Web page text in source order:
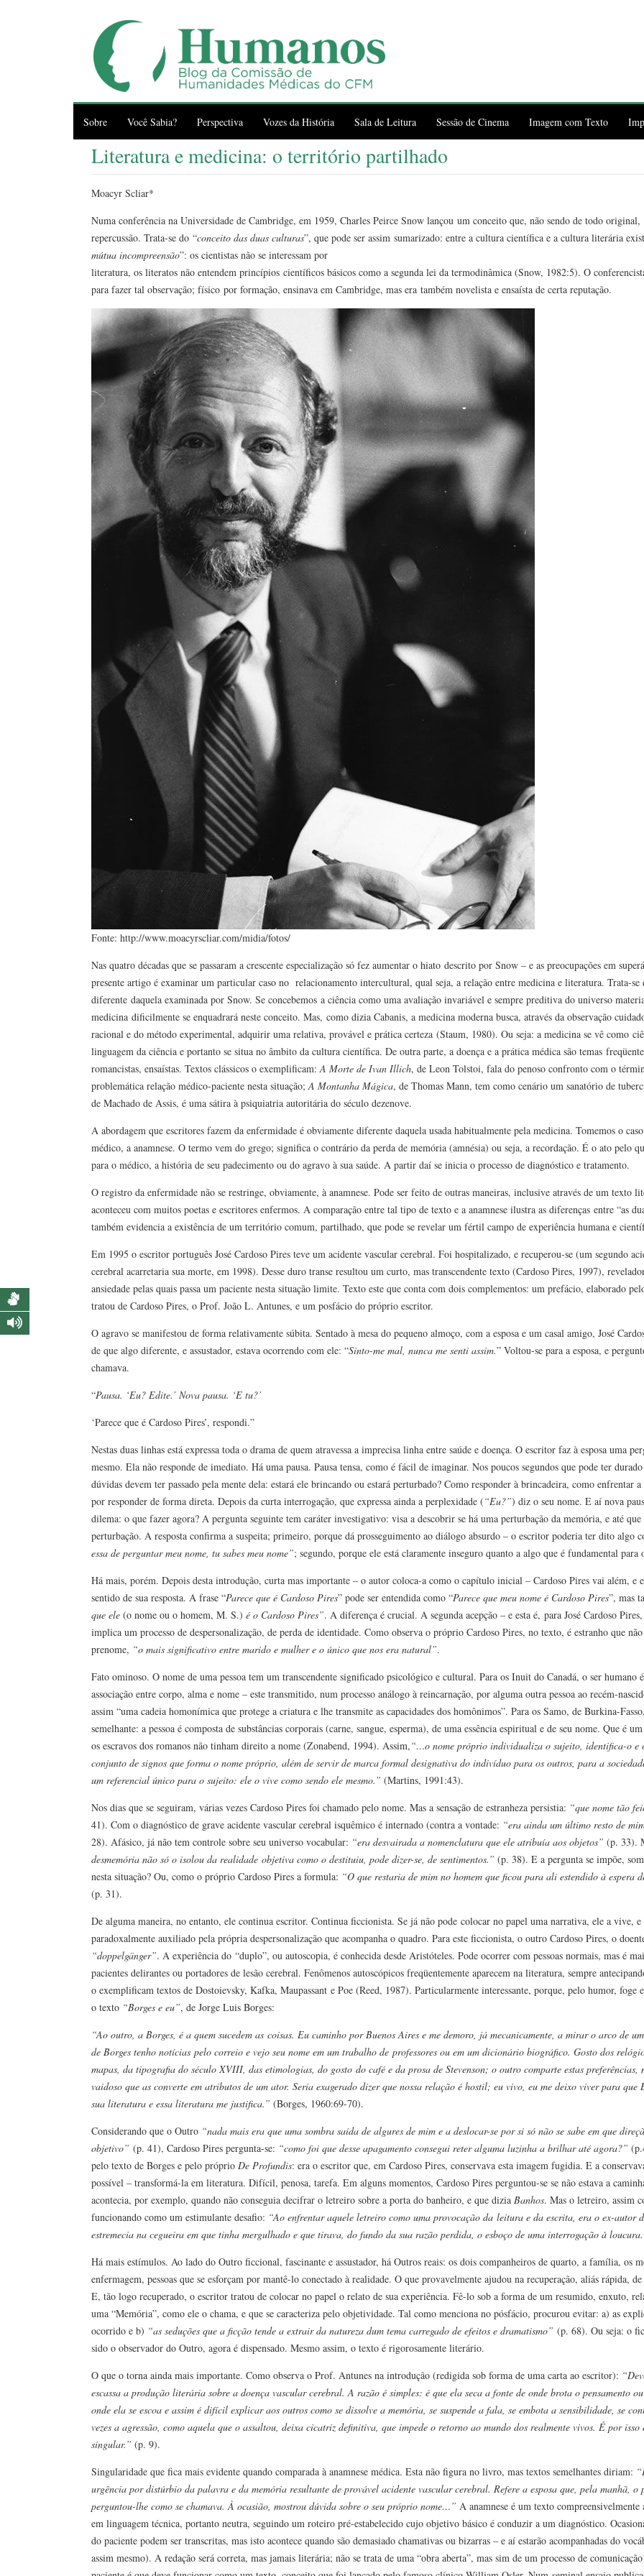
Sobre Você Sabia? Perspectiva Vozes da História Sala de Leitura Sessão de Cinema Imagem com Texto
Literatura e medicina: o território partilhado
Moacyr Scliar*
Numa conferência na Universidade de Cambridge, em 1959, Charles Peirce Snow lançou um conceito que, não sendo de todo
repercussão. Trata-se do “conceito das duas culturas”, que pode ser assim sumarizado: entre a cultura científica e a cultura literária
mútua incompreensão”: os cientistas não se interessam por
literatura, os literatos não entendem princípios científicos básicos como a segunda lei da termodinâmica (Snow, 1982:5). O
para fazer tal observação; físico por formação, ensinava em Cambridge, mas era também novelista e ensaísta de certa reputação.
Fonte: http://www.moacyrscliar.com/midia/fotos/
Nas quatro décadas que se passaram a crescente especialização só fez aumentar o hiato descrito por Snow – e as preocupações em
presente artigo é examinar um particular caso no relacionamento intercultural, qual seja, a relação entre medicina e literatura. Trata-se
diferente daquela examinada por Snow. Se concebemos a ciência como uma avaliação invariável e sempre preditiva do universo
medicina dificilmente se enquadrará neste conceito. Mas, como dizia Cabanis, a medicina moderna busca, através da observação
racional e do método experimental, adquirir uma relativa, provável e prática certeza (Staum, 1980). Ou seja: a medicina se vê como
linguagem da ciência e portanto se situa no âmbito da cultura científica. De outra parte, a doença e a prática médica são temas
romancistas, ensaístas. Textos clássicos o exemplificam:A Morte de Ivan Illich, de Leon Tolstoi, fala do penoso confronto com o
problemática relação médico-paciente nesta situação;A Montanha Mágica, de Thomas Mann, tem como cenário um sanatório de
de Machado de Assis, é uma sátira à psiquiatria autoritária do século dezenove.
A abordagem que escritores fazem da enfermidade é obviamente diferente daquela usada habitualmente pela medicina. Tomemos o
médico, a anamnese. O termo vem do grego; significa o contrário da perda de memória (amnésia) ou seja, a recordação. É o ato pelo
para o médico, a história de seu padecimento ou do agravo à sua saúde. A partir daí se inicia o processo de diagnóstico e tratamento.
O registro da enfermidade não se restringe, obviamente, à anamnese. Pode ser feito de outras maneiras, inclusive através de um texto
aconteceu com muitos poetas e escritores enfermos. A comparação entre tal tipo de texto e a anamnese ilustra as diferenças entre “as
também evidencia a existência de um território comum, partilhado, que pode se revelar um fértil campo de experiência humana e
Em 1995 o escritor português José Cardoso Pires teve um acidente vascular cerebral. Foi hospitalizado, e recuperou-se (um segundo
cerebral acarretaria sua morte, em 1998). Desse duro transe resultou um curto, mas transcendente texto (Cardoso Pires, 1997),
ansiedade pelas quais passa um paciente nesta situação limite. Texto este que conta com dois complementos: um prefácio, elaborado
tratou de Cardoso Pires, o Prof. João L. Antunes, e um posfácio do próprio escritor.
O agravo se manifestou de forma relativamente súbita. Sentado à mesa do pequeno almoço, com a esposa e um casal amigo, José
de que algo diferente, e assustador, estava ocorrendo com ele: “Sinto-me mal, nunca me senti assim.” Voltou-se para a esposa, e
chamava.
“Pausa. ‘Eu? Edite.’ Nova pausa. ‘E tu?’
‘Parece que é Cardoso Pires’, respondi.”
Nestas duas linhas está expressa toda o drama de quem atravessa a imprecisa linha entre saúde e doença. O escritor faz à esposa uma
mesmo. Ela não responde de imediato. Há uma pausa. Pausa tensa, como é fácil de imaginar. Nos poucos segundos que pode ter
dúvidas devem ter passado pela mente dela: estará ele brincando ou estará perturbado? Como responder à brincadeira, como enfrentar
por responder de forma direta. Depois da curta interrogação, que expressa ainda a perplexidade (“Eu?”) diz o seu nome. E aí nova
dilema: o que fazer agora? A pergunta seguinte tem caráter investigativo: visa a descobrir se há uma perturbação da memória, e até
perturbação. A resposta confirma a suspeita; primeiro, porque dá prosseguimento ao diálogo absurdo – o escritor poderia ter dito algo
essa de perguntar meu nome, tu sabes meu nome”; segundo, porque ele está claramente inseguro quanto a algo que é fundamental para
Há mais, porém. Depois desta introdução, curta mas importante – o autor coloca-a como o capítulo inicial – Cardoso Pires vai além, e
sentido de sua resposta. A frase “Parece que é Cardoso Pires” pode ser entendida como “Parece que meu nome é Cardoso Pires”, mas
que ele (o nome ou o homem, M. S.) é o Cardoso Pires”. A diferença é crucial. A segunda acepção – e esta é, para José Cardoso
implica um processo de despersonalização, de perda de identidade. Como observa o próprio Cardoso Pires, no texto, é estranho que
prenome, “o mais significativo entre marido e mulher e o único que nos era natural”.
Fato ominoso. O nome de uma pessoa tem um transcendente significado psicológico e cultural. Para os Inuit do Canadá, o ser humano
associação entre corpo, alma e nome – este transmitido, num processo análogo à reincarnação, por alguma outra pessoa ao recém-
assim “uma cadeia homonímica que protege a criatura e lhe transmite as capacidades dos homônimos”. Para os Samo, de Burkina-
semelhante: a pessoa é composta de substâncias corporais (carne, sangue, esperma), de uma essência espiritual e de seu nome. Que é
os escravos dos romanos não tinham direito a nome (Zonabend, 1994). Assim,“…o nome próprio individualiza o sujeito, identifica-o e
conjunto de signos que forma o nome próprio, além de servir de marca formal designativa do indivíduo para os outros, para a
um referencial único para o sujeito: ele o vive como sendo ele mesmo.” (Martins, 1991:43).
Nos dias que se seguiram, várias vezes Cardoso Pires foi chamado pelo nome. Mas a sensação de estranheza persistia: “que nome tão
41). Com o diagnóstico de grave acidente vascular cerebral isquêmico é internado (contra a vontade: “era ainda um último resto de
28). Afásico, já não tem controle sobre seu universo vocabular: “era desvairada a nomenclatura que ele atribuía aos objetos” (p. 33).
desmemória não só o isolou da realidade objetiva como o destituiu, pode dizer-se, de sentimentos.” (p. 38). E a pergunta se impõe,
nesta situação? Ou, como o próprio Cardoso Pires a formula: “O que restaria de mim no homem que ficou para ali estendido à espera
(p. 31).
De alguma maneira, no entanto, ele continua escritor. Continua ficcionista. Se já não pode colocar no papel uma narrativa, ele a vive,
paradoxalmente auxiliado pela própria despersonalização que acompanha o quadro. Para este ficcionista, o outro Cardoso Pires, o
“doppelgänger”. A experiência do “duplo”, ou autoscopia, é conhecida desde Aristóteles. Pode ocorrer com pessoas normais, mas é
pacientes delirantes ou portadores de lesão cerebral. Fenômenos autoscópicos freqüentemente aparecem na literatura, sempre
o exemplificam textos de Dostoievsky, Kafka, Maupassant e Poe (Reed, 1987). Particularmente interessante, porque, pelo humor, foge
o texto “Borges e eu”, de Jorge Luis Borges:
“Ao outro, a Borges, é a quem sucedem as coisas. Eu caminho por Buenos Aires e me demoro, já mecanicamente, a mirar o arco de
de Borges tenho notícias pelo correio e vejo seu nome em um trabalho de professores ou em um dicionário biográfico. Gosto dos
mapas, da tipografia do século XVIII, das etimologias, do gosto do café e da prosa de Stevenson; o outro comparte estas preferências,
vaidoso que as converte em atributos de um ator. Seria exagerado dizer que nossa relação é hostil; eu vivo, eu me deixo viver para que
sua literatura e essa literatura me justifica.” (Borges, 1960:69-70).
Considerando que o Outro “nada mais era que uma sombra saída de algures de mim e a deslocar-se por si só não se sabe em que
objetivo” (p. 41), Cardoso Pires pergunta-se: “como foi que desse apagamento consegui reter alguma luzinha a brilhar até agora?”
pelo texto de Borges e pelo próprio De Profundis: era o escritor que, em Cardoso Pires, conservava esta imagem fugidia. E a
possível – transformá-la em literatura. Difícil, penosa, tarefa. Em alguns momentos, Cardoso Pires perguntou-se se não estava a
acontecia, por exemplo, quando não conseguia decifrar o letreiro sobre a porta do banheiro, e que dizia Banhos. Mas o letreiro, assim
funcionando como um estimulante desafio: “Ao enfrentar aquele letreiro como uma provocação da leitura e da escrita, era o ex-autor
estremecia na cegueira em que tinha mergulhado e que tirava, do fundo da sua razão perdida, o esboço de uma interrogação à
Há mais estímulos. Ao lado do Outro ficcional, fascinante e assustador, há Outros reais: os dois companheiros de quarto, a família, os
enfermagem, pessoas que se esforçam por mantê-lo conectado à realidade. O que provavelmente ajudou na recuperação, aliás rápida, de
E, tão logo recuperado, o escritor tratou de colocar no papel o relato de sua experiência. Fê-lo sob a forma de um resumido, enxuto,
uma “Memória”, como ele o chama, e que se caracteriza pelo objetividade. Tal como menciona no pósfácio, procurou evitar: a) as
ocorrido e b) “as seduções que a ficção tende a extrair da natureza dum tema carregado de efeitos e dramatismo” (p. 68). Ou seja: o
sido o observador do Outro, agora é dispensado. Mesmo assim, o texto é rigorosamente literário.
O que o torna ainda mais importante. Como observa o Prof. Antunes na introdução (redigida sob forma de uma carta ao escritor):
escassa a produção literária sobre a doença vascular cerebral. A razão é simples: é que ela seca a fonte de onde brota o pensamento
onde ela se escoa e assim é difícil explicar aos outros como se dissolve a memória, se suspende a fala, se embota a sensibilidade, se
vezes a agressão, como aquela que o assaltou, deixa cicatriz definitiva, que impede o retorno ao mundo dos realmente vivos. É por isso
singular.” (p. 9).
Singularidade que fica mais evidente quando comparada à anamnese médica. Esta não figura no livro, mas textos semelhantes diriam:
urgência por distúrbio da palavra e da memória resultante de provável acidente vascular cerebral. Refere a esposa que, pela manhã, o
perguntou-lhe como se chamava. À ocasião, mostrou dúvida sobre o seu próprio nome…” A anamnese é um texto
em linguagem técnica, portanto neutra, seguindo um roteiro pré-estabelecido cujo objetivo básico é conduzir a um diagnóstico.
do paciente podem ser transcritas, mas isto acontece quando são demasiado chamativas ou bizarras – e aí estarão acompanhadas do
assim mesmo). A redação será correta, mas jamais literária; não se trata de uma “obra aberta”, mas sim de um processo de